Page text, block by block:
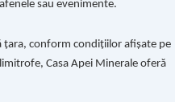
sau evenimente.
țara, conform condițiilor afișate pe
Casa Apei Minerale oferă